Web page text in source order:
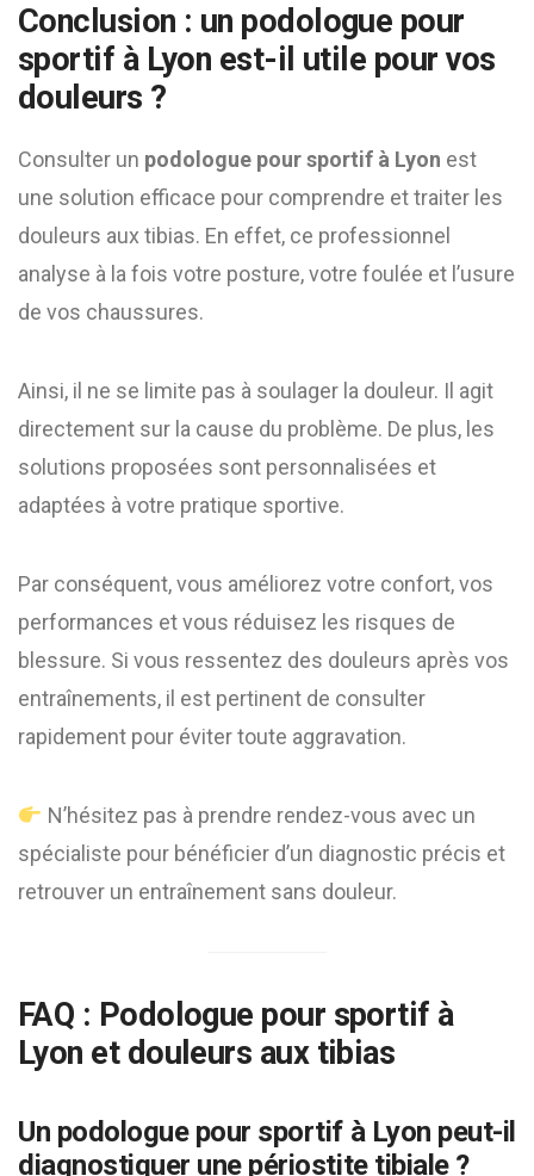
Conclusion : un podologue pour
sportif à Lyon est-il utile pour vos
douleurs ?
Consulter un podologue pour sportif à Lyon est
une solution efficace pour comprendre et traiter les
douleurs aux tibias. En effet, ce professionnel
analyse à la fois votre posture, votre foulée et l’usure
de vos chaussures.
Ainsi, il ne se limite pas à soulager la douleur. Il agit
directement sur la cause du problème. De plus, les
solutions proposées sont personnalisées et
adaptées à votre pratique sportive.
Par conséquent, vous améliorez votre confort, vos
performances et vous réduisez les risques de
blessure. Si vous ressentez des douleurs après vos
entraînements, il est pertinent de consulter
rapidement pour éviter toute aggravation.
N’hésitez pas à prendre rendez-vous avec un
spécialiste pour bénéficier d’un diagnostic précis et
retrouver un entraînement sans douleur.
FAQ : Podologue pour sportif à
Lyon et douleurs aux tibias
Un podologue pour sportif à Lyon peut-il
diagnostiquer une périostite tibiale ?